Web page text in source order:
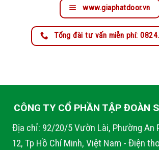
www.giaphatdoor.vn
Tổng đài tư vấn miễn phí:
CÔNG TY CỔ PHẦN TẬP ĐOÀN
Địa chỉ: 92/20/5 Vườn Lài, Phường An
12, Tp Hồ Chí Minh, Việt Nam - Điện